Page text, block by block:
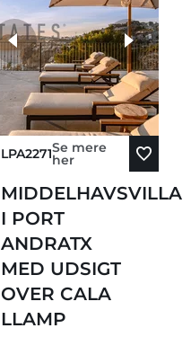
LPA2271Se mere
her
MIDDELHAVSVILLA
I PORT
ANDRATX
MED UDSIGT
OVER CALA
LLAMP